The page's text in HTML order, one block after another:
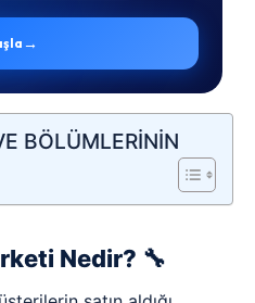
→
BÖLÜMLERİNİN
Nedir? 🔧